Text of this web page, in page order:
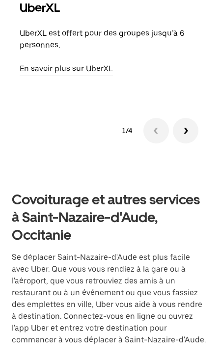
UberXL
UberXL est offert pour des groupes jusqu’à 6
personnes.
En savoir plus sur UberXL
1/4
Covoiturage et autres services
à Saint-Nazaire-d'Aude,
Occitanie
Se déplacer Saint-Nazaire-d'Aude est plus facile
avec Uber. Que vous vous rendiez à la gare ou à
l'aéroport, que vous retrouviez des amis à un
restaurant ou à un événement ou que vous fassiez
des emplettes en ville, Uber vous aide à vous rendre
à destination. Connectez-vous en ligne ou ouvrez
l'app Uber et entrez votre destination pour
commencer à vous déplacer à Saint-Nazaire-d'Aude.